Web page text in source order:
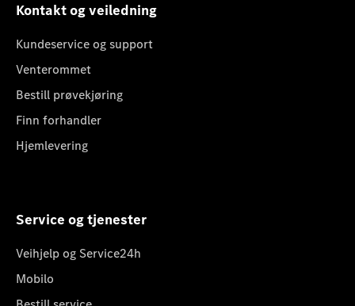
Kontakt og veiledning
Kundeservice og support
Venterommet
Bestill prøvekjøring
Finn forhandler
Hjemlevering
Service og tjenester
Veihjelp og Service24h
Mobilo